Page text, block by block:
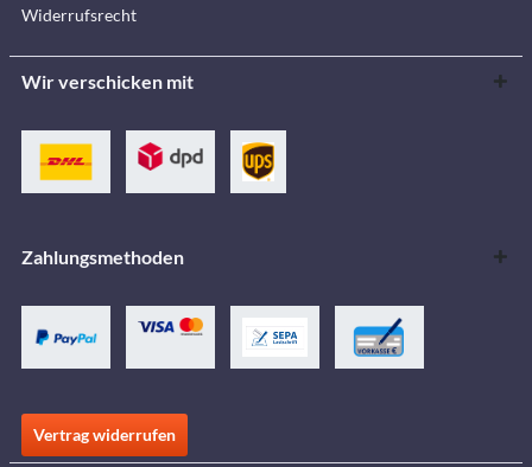
Widerrufsrecht
Wir verschicken mit
Zahlungsmethoden
Vertrag widerrufen